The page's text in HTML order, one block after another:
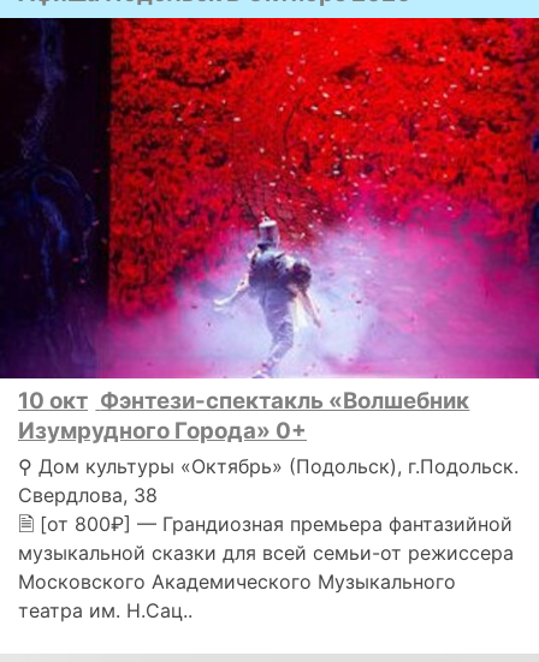
10 окт Фэнтези-спектакль «Волшебник
Изумрудного Города» 0+
⚲ Дом культуры «Октябрь» (Подольск), г.Подольск.
Свердлова, 38
🗎 [от 800₽] — Грандиозная премьера фантазийной
музыкальной сказки для всей семьи-от режиссера
Московского Академического Музыкального
театра им. Н.Сац..